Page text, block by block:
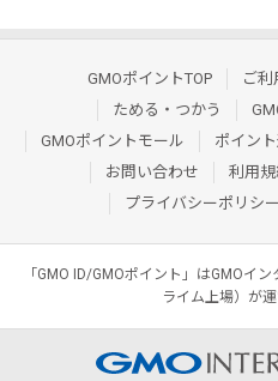
GMOポイントTOP ご利
ためる・つかう
GMOポイントモール
ポイン
お問い合わせ
利用
プライバシーポリシー
「GMO ID/GMOポイント」はGMOイ
ライム上場）が運